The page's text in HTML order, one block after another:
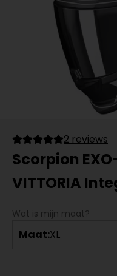
2 reviews
Scorpion
VITTORIA
Wat is mijn maat?
Maat:XL